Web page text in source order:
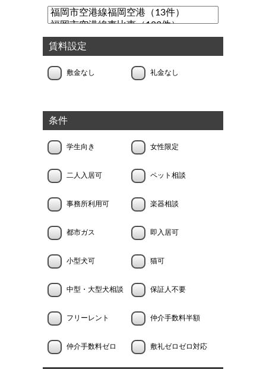
賃料設定
敷金なし 礼金なし
条件
学生向き 女性限定
二人入居可 ペット相談
事務所利用可 楽器相談
都市ガス 即入居可
小型犬可 猫可
中型・大型犬相談 保証人不要
フリーレント 仲介手数料半額
仲介手数料ゼロ 敷礼ゼロゼロ対応